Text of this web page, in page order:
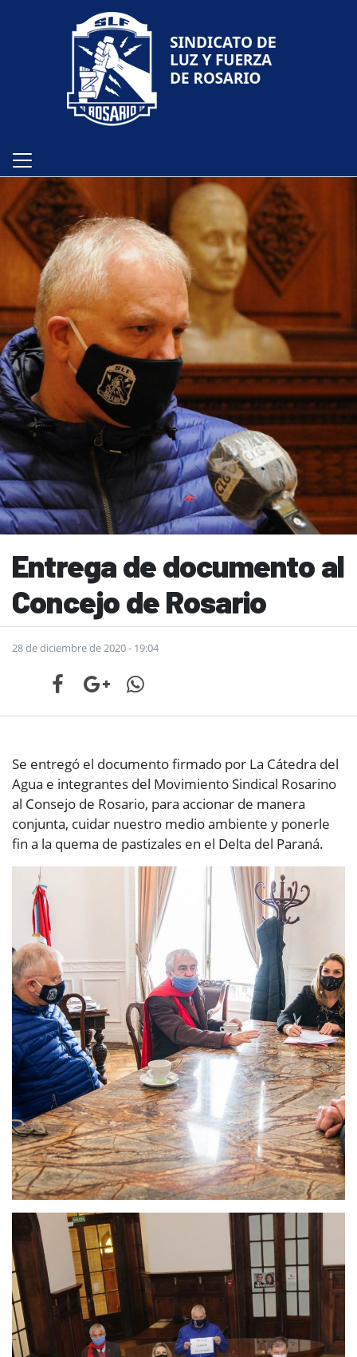
Entrega de documento al
Concejo de Rosario
28 de diciembre de 2020 - 19:04
Se entregó el documento firmado por La Cátedra del
Agua e integrantes del Movimiento Sindical Rosarino
al Consejo de Rosario, para accionar de manera
conjunta, cuidar nuestro medio ambiente y ponerle
fin a la quema de pastizales en el Delta del Paraná.